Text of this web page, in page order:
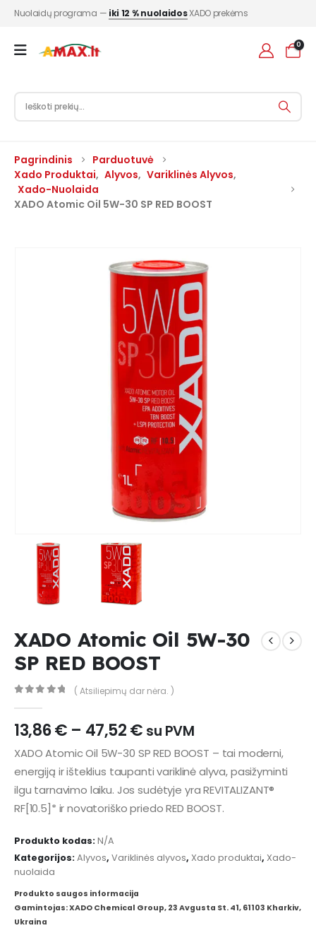
Nuolaidų programa — iki 12 % nuolaidosXADO prekėms
0
Pagrindinis
Parduotuvė
Xado Produktai, Alyvos, Variklinės Alyvos,
Xado-Nuolaida
XADO Atomic Oil 5W-30 SP RED BOOST
XADO Atomic Oil 5W-30
SP RED BOOST
( Atsiliepimų dar nėra. )
13,86€ – 47,52€Price
range:
13,86 €
through
47,52 €
su PVM
XADO Atomic Oil 5W-30 SP RED BOOST – tai moderni,
energiją ir išteklius taupanti variklinė alyva, pasižyminti
ilgu tarnavimo laiku. Jos sudėtyje yra REVITALIZANT®
RF[10.5]* ir novatoriško priedo RED BOOST.
Produkto kodas: N/A
Kategorijos: Alyvos, Variklinės alyvos, Xado produktai, Xado-
nuolaida
Produkto saugos informacija
Gamintojas: XADO Chemical Group, 23 Avgusta St. 41, 61103 Kharkiv,
Ukraina